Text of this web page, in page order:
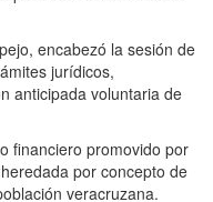
encabezó la sesión de
jurídicos,
anticipada voluntaria de
financiero promovido por
por concepto de
veracruzana.